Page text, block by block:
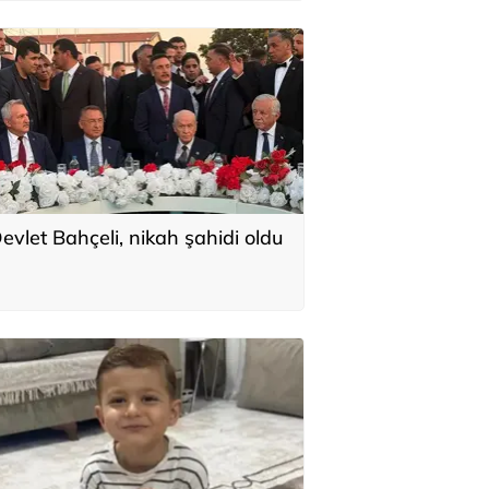
Bahçeli, nikah şahidi oldu